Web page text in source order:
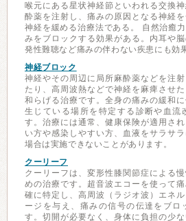
喉元にある星状神経節といわれる交換
酔薬を注射し、痛みの原因となる神経
神経を緩める治療法である。 自然治癒
みをブロックする効果がある。内耳や
発性難聴など痛みの伴わない疾患にも効
神経ブロック
神経やその周辺に局所麻酔薬などを注
たり、高周波熱などで神経を麻痺させ
和らげる治療です。全身の痛みの緩和
生じている場所を特定する診断や血流
す。治療には通常、健康保険が適用さ
い方や感染しやすい方、血液をサラサ
場合は実施できないことがあります。
クーリーフ
クーリーフは、変形性膝関節症による
めの治療です。超音波エコーを使って
確に特定し、高周波（ラジオ波）エネ
ージを与え、痛みの信号の伝達をブロ
す。切開が必要なく、身体に負担の少